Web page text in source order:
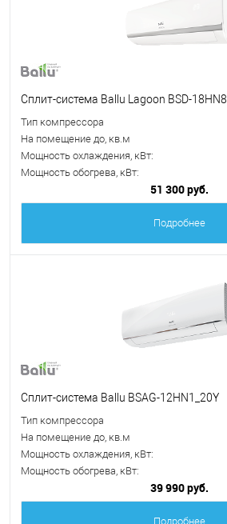
Сплит-система Ballu Lagoon BSD-18HN8
Тип компрессора
На помещение до, кв.м
Мощность охлаждения, кВт:
Мощность обогрева, кВт:
51 300 руб.
Подробнее
Сплит-система Ballu BSAG-12HN1_20Y
Тип компрессора
На помещение до, кв.м
Мощность охлаждения, кВт:
Мощность обогрева, кВт:
39 990 руб.
Подробнее